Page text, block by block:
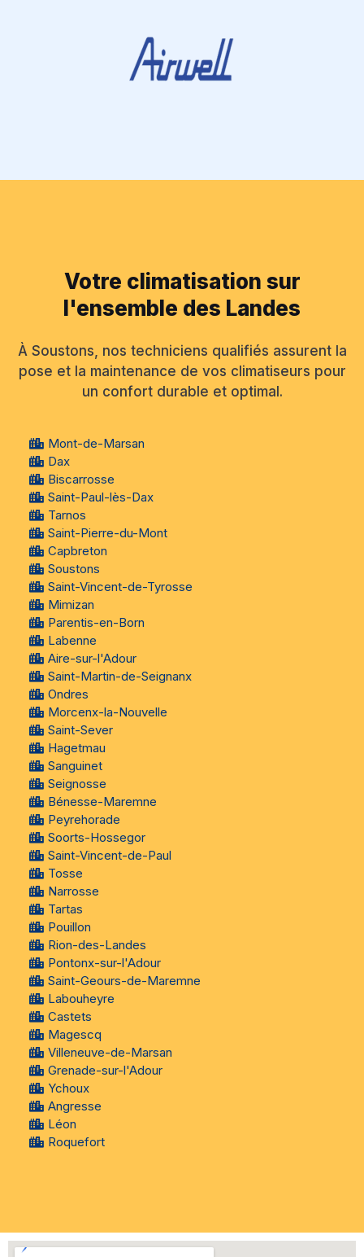
Votre climatisation sur
l'ensemble des Landes
À Soustons, nos techniciens qualifiés assurent la
pose et la maintenance de vos climatiseurs pour
un confort durable et optimal.
Mont-de-Marsan
Dax
Biscarrosse
Saint-Paul-lès-Dax
Tarnos
Saint-Pierre-du-Mont
Capbreton
Soustons
Saint-Vincent-de-Tyrosse
Mimizan
Parentis-en-Born
Labenne
Aire-sur-l'Adour
Saint-Martin-de-Seignanx
Ondres
Morcenx-la-Nouvelle
Saint-Sever
Hagetmau
Sanguinet
Seignosse
Bénesse-Maremne
Peyrehorade
Soorts-Hossegor
Saint-Vincent-de-Paul
Tosse
Narrosse
Tartas
Pouillon
Rion-des-Landes
Pontonx-sur-l'Adour
Saint-Geours-de-Maremne
Labouheyre
Castets
Magescq
Villeneuve-de-Marsan
Grenade-sur-l'Adour
Ychoux
Angresse
Léon
Roquefort